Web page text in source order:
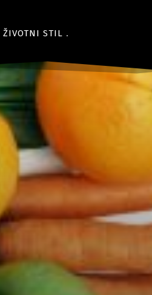
ŽIVOTNI STIL